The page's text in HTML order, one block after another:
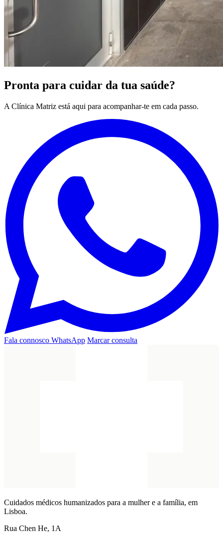
Pronta para cuidar da tua saúde?
A Clínica Matriz está aqui para acompanhar-te em cada passo.
Fala connosco WhatsApp Marcar consulta
Cuidados médicos humanizados para a mulher e a família, em
Lisboa.
Rua Chen He, 1A